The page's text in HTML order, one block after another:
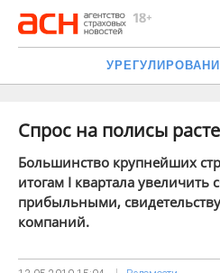
Спрос на полисы
Большинство крупнейших
итогам I квартала увеличить
прибыльными,
компаний.